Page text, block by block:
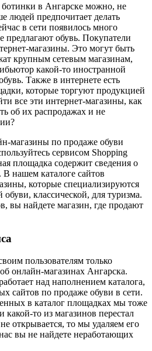
в Ангарске можно, не
людей предпочитает делать
в сети появилось много
предлагают обувь. Покупатели
магазины. Это могут быть
крупным сетевым магазинам,
какой-то иностранной
Также в интернете есть
которые торгуют продукцией
все эти интернет-магазины, как
об их распродажах и не
магазины по продаже обуви
сервисом Shopping
площадка содержит сведения о
В нашем каталоге сайтов
которые специализируются
классической, для туризма.
вы найдете магазин, где продают
пользователям только
онлайн-магазинах Ангарска.
над наполнением каталога,
сайтов по продаже обуви в сети.
в каталог площадках мы тоже
какой-то из магазинов перестал
открывается, то мы удаляем его
вы не найдете неработающих